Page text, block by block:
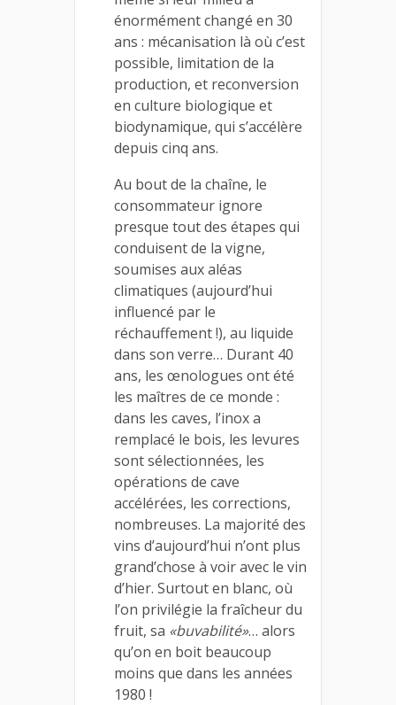
énormément changé en 30
ans : mécanisation là où c’est
possible, limitation de la
production, et reconversion
en culture biologique et
biodynamique, qui s’accélère
depuis cinq ans.
Au bout de la chaîne, le
consommateur ignore
presque tout des étapes qui
conduisent de la vigne,
soumises aux aléas
climatiques (aujourd’hui
influencé par le
réchauffement !), au liquide
dans son verre… Durant 40
ans, les œnologues ont été
les maîtres de ce monde :
dans les caves, l’inox a
remplacé le bois, les levures
sont sélectionnées, les
opérations de cave
accélérées, les corrections,
nombreuses. La majorité des
vins d’aujourd’hui n’ont plus
grand’chose à voir avec le vin
d’hier. Surtout en blanc, où
l’on privilégie la fraîcheur du
fruit, sa «buvabilité»… alors
qu’on en boit beaucoup
moins que dans les années
1980 !